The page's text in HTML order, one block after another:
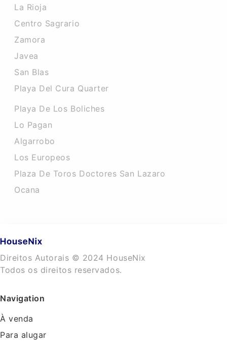
La Rioja
Centro Sagrario
Zamora
Javea
San Blas
Playa Del Cura Quarter
Playa De Los Boliches
Lo Pagan
Algarrobo
Los Europeos
Plaza De Toros Doctores San Lazaro
Ocana
Direitos Autorais © 2024 HouseNix
Todos os direitos reservados.
Navigation
À venda
Para alugar